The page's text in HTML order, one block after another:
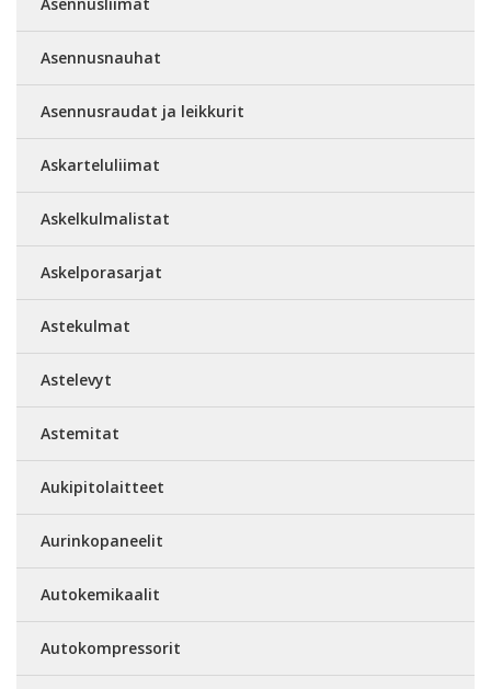
Asennusnauhat
Asennusraudat ja leikkurit
Askarteluliimat
Askelkulmalistat
Askelporasarjat
Astekulmat
Astelevyt
Astemitat
Aukipitolaitteet
Aurinkopaneelit
Autokemikaalit
Autokompressorit